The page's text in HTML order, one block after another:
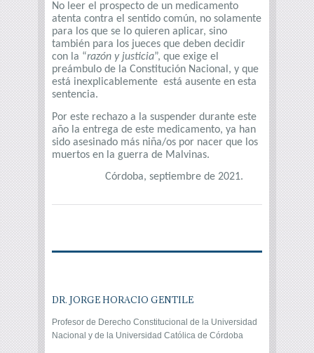
No leer el prospecto de un medicamento
atenta contra el sentido común, no solamente
para los que se lo quieren aplicar, sino
también para los jueces que deben decidir
con la “razón y justicia”, que exige el
preámbulo de la Constitución Nacional, y que
está inexplicablemente está ausente en esta
sentencia.
Por este rechazo a la suspender durante este
año la entrega de este medicamento, ya han
sido asesinado más niña/os por nacer que los
muertos en la guerra de Malvinas.
Córdoba, septiembre de 2021.
DR. JORGE HORACIO GENTILE
Profesor de Derecho Constitucional de la Universidad
Nacional y de la Universidad Católica de Córdoba